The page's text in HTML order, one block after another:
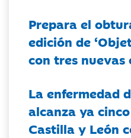
Prepara el
edición de
con tres nuevas
La enfermedad
alcanza ya
Castilla y León